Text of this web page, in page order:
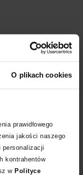
O plikach cookies
prawidłowego
jakości naszego
personalizacji
kontrahentów
w Polityce
od 0 zł